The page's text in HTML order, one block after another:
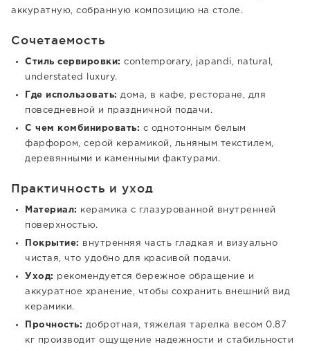
аккуратную, собранную композицию на столе.
Сочетаемость
Стиль сервировки: contemporary, japandi, natural,
understated luxury.
Где использовать:
дома, в кафе, ресторане, для
повседневной и праздничной подачи.
С чем комбинировать: с однотонным белым
фарфором, серой керамикой, льняным текстилем,
деревянными и каменными фактурами.
Практичность и уход
Материал:
керамика с глазурованной внутренней
поверхностью.
Покрытие:
внутренняя часть гладкая и визуально
чистая, что удобно для красивой подачи.
Уход:
рекомендуется бережное обращение и
аккуратное хранение, чтобы сохранить внешний вид
керамики.
Прочность: добротная, тяжелая тарелка весом 0.87
кг производит ощущение надежности и стабильности